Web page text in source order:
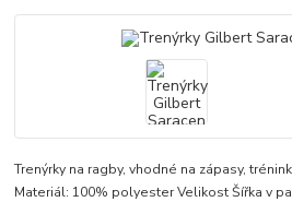
Trenýrky na ragby, vhodné na zápasy,
Materiál: 100% polyester Velikost Šířka v